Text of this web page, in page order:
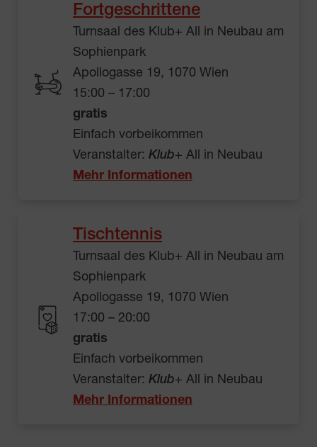
Fortgeschrittene
Turnsaal des Klub+ All in Neubau am
Sophienpark
Apollogasse 19, 1070 Wien
15:00 – 17:00
gratis
Einfach vorbeikommen
Veranstalter: Klub+ All in Neubau
Mehr Informationen
Tischtennis
Turnsaal des Klub+ All in Neubau am
Sophienpark
Apollogasse 19, 1070 Wien
17:00 – 20:00
gratis
Einfach vorbeikommen
Veranstalter: Klub+ All in Neubau
Mehr Informationen